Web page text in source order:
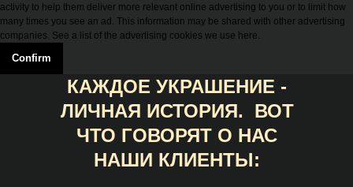
activity to help them deliver more relevant online advertising to you or to limit how
many times you see an ad. This information may be shared with other advertising
companies. See a list of the advertising cookies we use here.
Confirm
КАЖДОЕ УКРАШЕНИЕ -
ЛИЧНАЯ ИСТОРИЯ. ВОТ
ЧТО ГОВОРЯТ О НАС
НАШИ КЛИЕНТЫ: